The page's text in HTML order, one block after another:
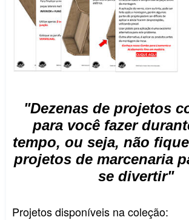
"Dezenas de projetos
para você fazer
tempo, ou seja, não
projetos de marcenaria
se divertir"
Projetos disponíveis na coleção: